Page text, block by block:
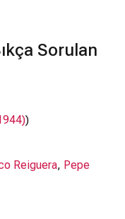
Sorulan
)
Reiguera, Pepe